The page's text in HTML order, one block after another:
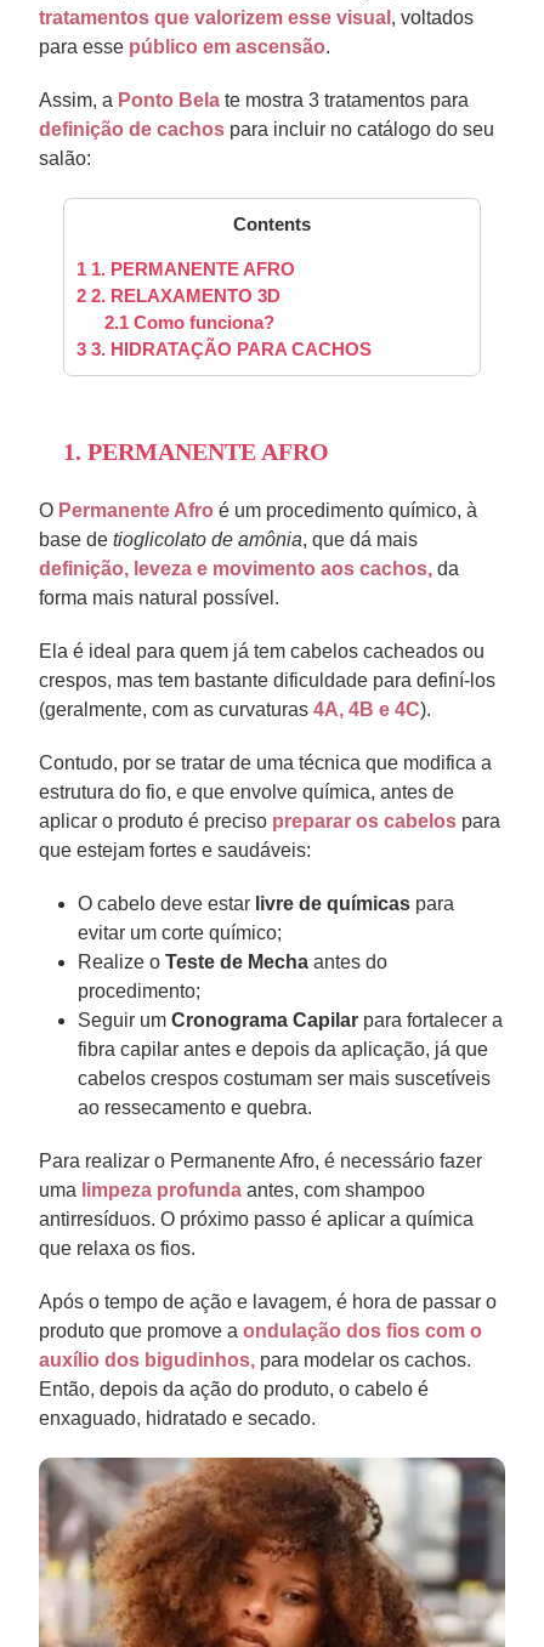
tratamentos que valorizem esse visual , voltados
para esse público em ascensão.
Assim, a Ponto Bela te mostra 3 tratamentos para
definição de cachos para incluir no catálogo do seu
salão:
Contents
1 1. PERMANENTE AFRO
2 2. RELAXAMENTO 3D
2.1Como funciona?
3 3. HIDRATAÇÃO PARA CACHOS
1. PERMANENTE AFRO
O Permanente Afro é um procedimento químico, à
base de tioglicolato de amônia, que dá mais
definição, leveza e movimento aos cachos, da
forma mais natural possível.
Ela é ideal para quem já tem cabelos cacheados ou
crespos, mas tem bastante dificuldade para definí-los
(geralmente, com as curvaturas 4A, 4B e 4C).
Contudo, por se tratar de uma técnica que modifica a
estrutura do fio, e que envolve química, antes de
aplicar o produto é preciso preparar os cabelos para
que estejam fortes e saudáveis:
O cabelo deve estar livre de químicas para
evitar um corte químico;
Realize o Teste de Mecha antes do
procedimento;
Seguir um Cronograma Capilar para fortalecer a
fibra capilar antes e depois da aplicação, já que
cabelos crespos costumam ser mais suscetíveis
ao ressecamento e quebra.
Para realizar o Permanente Afro, é necessário fazer
uma limpeza profunda antes, com shampoo
antirresíduos. O próximo passo é aplicar a química
que relaxa os fios.
Após o tempo de ação e lavagem, é hora de passar o
produto que promove a ondulação dos fios com o
auxílio dos bigudinhos, para modelar os cachos.
Então, depois da ação do produto, o cabelo é
enxaguado, hidratado e secado.